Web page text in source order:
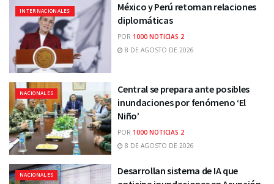
INTERNACIONALES
México y Perú retoman relaciones
diplomáticas
POR 1000 NOTICIAS 2
8 DE AGOSTO DE 2026
NACIONALES
Central se prepara ante posibles
inundaciones por fenómeno ‘El
Niño’
POR 1000 NOTICIAS 2
8 DE AGOSTO DE 2026
NACIONALES
Desarrollan sistema de IA que